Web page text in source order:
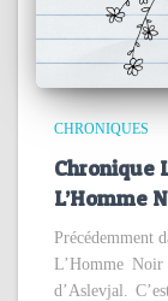
CHRONIQUES
Chronique
L’Homme
Précédemment
L’Homme
d’Aslevjal.